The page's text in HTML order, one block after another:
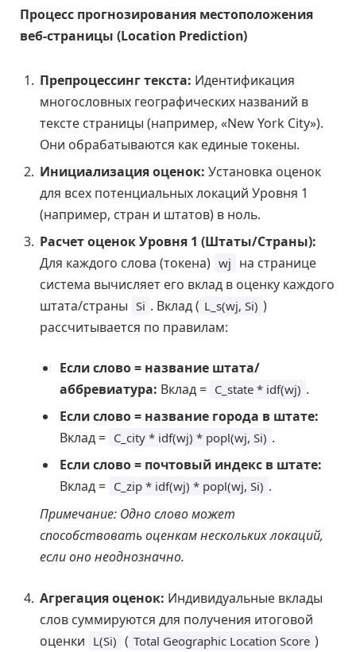
Процесс прогнозирования местоположения
веб-страницы (Location Prediction)
Препроцессинг текста: Идентификация
многословных географических названий в
тексте страницы (например, «New York City»).
Они обрабатываются как единые токены.
Инициализация оценок: Установка оценок
для всех потенциальных локаций Уровня 1
(например, стран и штатов) в ноль.
Расчет оценок Уровня 1 (Штаты/Страны):
Для каждого слова (токена) wj на странице
система вычисляет его вклад в оценку каждого
штата/страны Si . Вклад ( L_s(wj, Si) )
рассчитывается по правилам:
Если слово = название штата/
аббревиатура: Вклад = C_state * idf(wj) .
Если слово = название города в штате:
Вклад = C_city * idf(wj) * popl(wj, Si) .
Если слово = почтовый индекс в штате:
Вклад = C_zip * idf(wj) * popl(wj, Si) .
Примечание: Одно слово может
способствовать оценкам нескольких локаций,
если оно неоднозначно.
Агрегация оценок: Индивидуальные вклады
слов суммируются для получения итоговой
оценки L(Si) ( Total Geographic Location Score )